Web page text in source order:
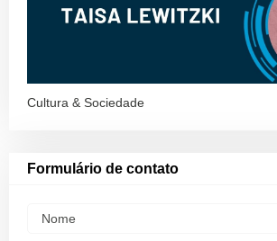
Cultura & Sociedade
Formulário de contato